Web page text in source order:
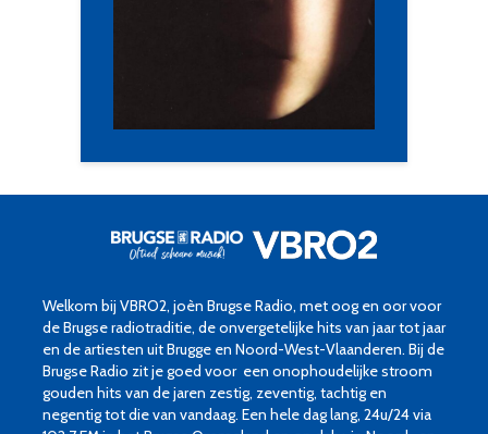
Welkom bij VBRO2, joèn Brugse Radio, met oog en oor voor
de Brugse radiotraditie, de onvergetelijke hits van jaar tot jaar
en de artiesten uit Brugge en Noord-West-Vlaanderen. Bij de
Brugse Radio zit je goed voor een onophoudelijke stroom
gouden hits van de jaren zestig, zeventig, tachtig en
negentig tot die van vandaag. Een hele dag lang, 24u/24 via